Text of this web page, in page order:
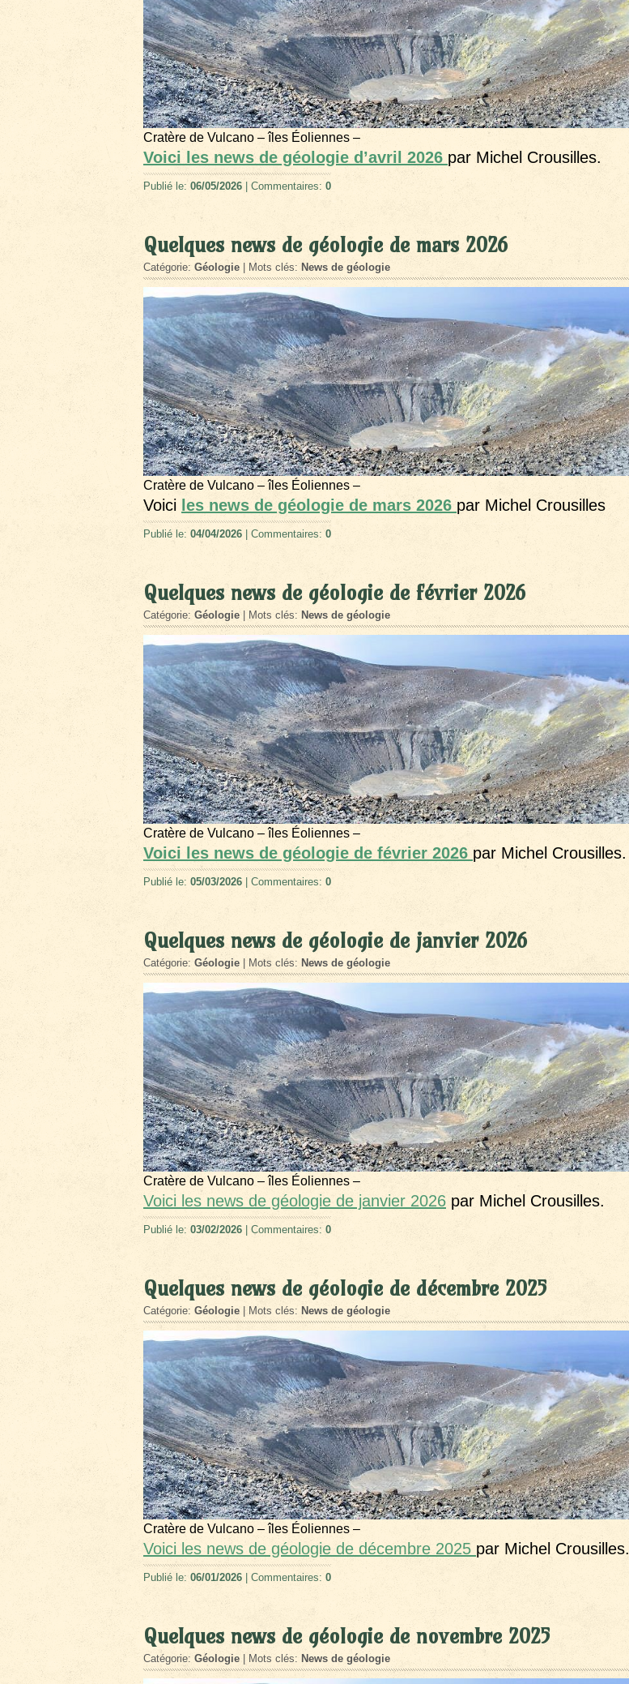
Cratère de Vulcano – îles Éoliennes –
Voici les news de géologie d’avril 2026 par Michel Crousilles.
Publié le: 06/05/2026 | Commentaires: 0
Quelques news de géologie de mars 2026
Catégorie: Géologie | Mots clés: News de géologie
Cratère de Vulcano – îles Éoliennes –
Voici les news de géologie de mars 2026 par Michel Crousilles
Publié le: 04/04/2026 | Commentaires: 0
Quelques news de géologie de février 2026
Catégorie: Géologie | Mots clés: News de géologie
Cratère de Vulcano – îles Éoliennes –
Voici les news de géologie de février 2026 par Michel Crousilles.
Publié le: 05/03/2026 | Commentaires: 0
Quelques news de géologie de janvier 2026
Catégorie: Géologie | Mots clés: News de géologie
Cratère de Vulcano – îles Éoliennes –
Voici les news de géologie de janvier 2026 par Michel Crousilles.
Publié le: 03/02/2026 | Commentaires: 0
Quelques news de géologie de décembre 2025
Catégorie: Géologie | Mots clés: News de géologie
Cratère de Vulcano – îles Éoliennes –
Voici les news de géologie de décembre 2025 par Michel Crousilles.
Publié le: 06/01/2026 | Commentaires: 0
Quelques news de géologie de novembre 2025
Catégorie: Géologie | Mots clés: News de géologie